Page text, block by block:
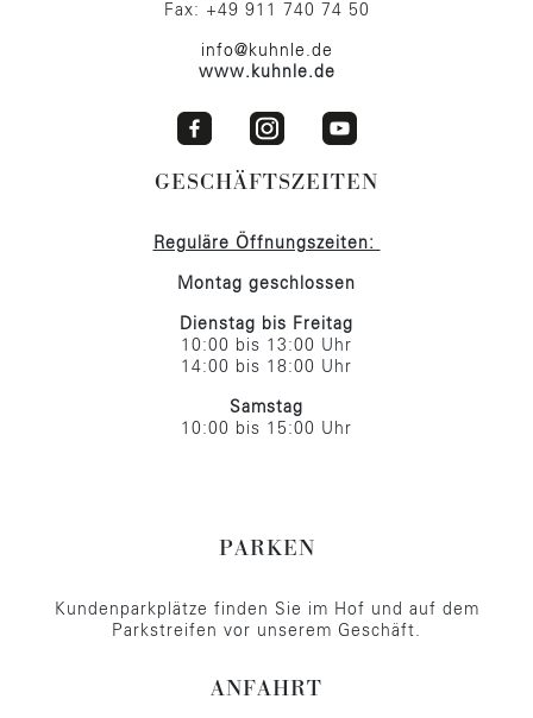
Fax: +49 911 740 74 50
info@kuhnle.de
www.kuhnle.de
GESCHÄFTSZEITEN
Reguläre Öffnungszeiten:
Montag geschlossen
Dienstag bis Freitag
10:00 bis 13:00 Uhr
14:00 bis 18:00 Uhr
Samstag
10:00 bis 15:00 Uhr
PARKEN
Kundenparkplätze finden Sie im Hof und auf dem
Parkstreifen vor unserem Geschäft.
ANFAHRT